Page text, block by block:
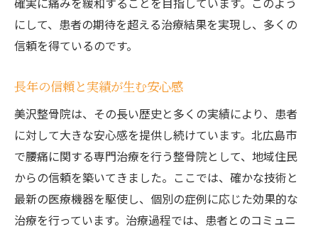
にして、患者の期待を超える治療結果を実現し、多くの
信頼を得ているのです。
長年の信頼と実績が生む安心感
美沢整骨院は、その長い歴史と多くの実績により、患者
に対して大きな安心感を提供し続けています。北広島市
で腰痛に関する専門治療を行う整骨院として、地域住民
からの信頼を築いてきました。ここでは、確かな技術と
最新の医療機器を駆使し、個別の症例に応じた効果的な
治療を行っています。治療過程では、患者とのコミュニ